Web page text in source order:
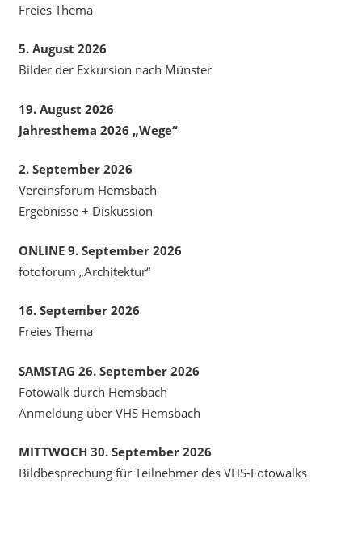
Freies Thema
5. August 2026
Bilder der Exkursion nach Münster
19. August 2026
Jahresthema 2026 „Wege“
2. September 2026
Vereinsforum Hemsbach
Ergebnisse + Diskussion
ONLINE 9. September 2026
fotoforum „Architektur“
16. September 2026
Freies Thema
SAMSTAG 26. September 2026
Fotowalk durch Hemsbach
Anmeldung über VHS Hemsbach
MITTWOCH 30. September 2026
Bildbesprechung für Teilnehmer des VHS-Fotowalks